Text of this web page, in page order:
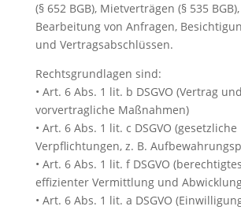
(§ 652 BGB), Mietverträgen (§ 535
Bearbeitung von Anfragen,
und Vertragsabschlüssen.
Rechtsgrundlagen sind:
• Art. 6 Abs. 1 lit. b DSGVO (Vertrag und
vorvertragliche Maßnahmen)
• Art. 6 Abs. 1 lit. c DSGVO (gesetzliche
Verpflichtungen, z. B.
• Art. 6 Abs. 1 lit. f DSGVO
effizienter Vermittlung und
• Art. 6 Abs. 1 lit. a DSGVO